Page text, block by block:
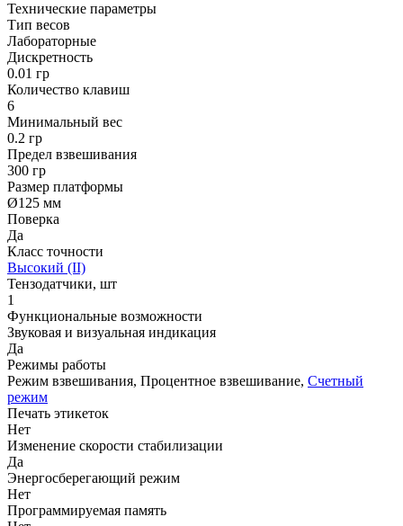
Технические параметры
Тип весов
Лабораторные
Дискретность
0.01 гр
Количество клавиш
6
Минимальный вес
0.2 гр
Предел взвешивания
300 гр
Размер платформы
Ø125 мм
Поверка
Да
Класс точности
Высокий (II)
Тензодатчики, шт
1
Функциональные возможности
Звуковая и визуальная индикация
Да
Режимы работы
Режим взвешивания, Процентное взвешивание, Счетный
режим
Печать этикеток
Нет
Изменение скорости стабилизации
Да
Энергосберегающий режим
Нет
Программируемая память